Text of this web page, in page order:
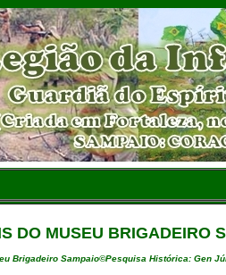
DO MUSEU BRIGADEIRO
Brigadeiro Sampaio©Pesquisa Histórica: Gen